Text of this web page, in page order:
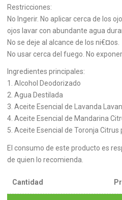
Restricciones:
No Ingerir. No aplicar cerca de los
ojos lavar con abundante agua
No se deje al alcance de los ni€¤os.
No usar cerca del fuego. No
Ingredientes principales:
1. Alcohol Deodorizado
2. Agua Destilada
3. Aceite Esencial de Lavanda
4. Aceite Esencial de Mandarina
5. Aceite Esencial de Toronja Citrus
El consumo de este producto es
de quien lo recomienda.
Cantidad